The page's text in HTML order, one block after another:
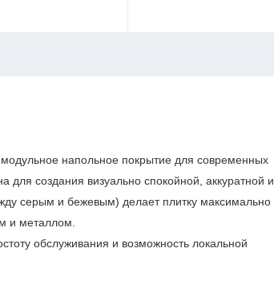
напольное покрытие для современных
для создания визуально спокойной, аккуратной и
серым и бежевым) делает плитку максимально
и металлом.
обслуживания и возможность локальной